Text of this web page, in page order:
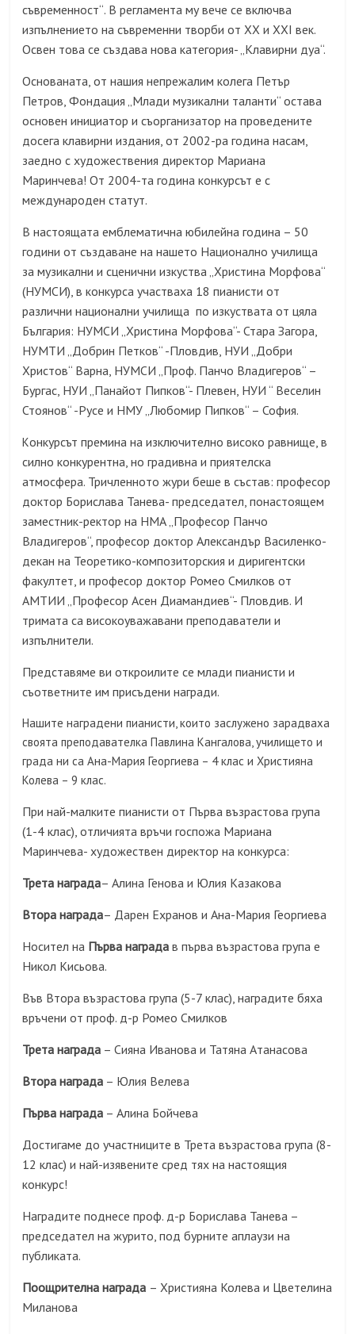
съвременност“. В регламента му вече се включва
изпълнението на съвременни творби отXXиXXIвек.
Освен това се създава нова категория- „Клавирни дуа“.
Основаната, от нашия непрежалим колега Петър
Петров, Фондация „Млади музикални таланти“ остава
основен инициатор и съорганизатор на проведените
досега клавирни издания, от 2002-ра година насам,
заедно с художествения директор Мариана
Маринчева! От 2004-та година конкурсът е с
международен статут.
В настоящата емблематична юбилейна година – 50
години от създаване на нашето Национално училища
за музикални и сценични изкуства „Христина Морфова“
(НУМСИ), в конкурса участваха 18 пианисти от
различни национални училища по изкуствата от цяла
България: НУМСИ „Христина Морфова“- Стара Загора,
НУМТИ „Добрин Петков“ -Пловдив, НУИ „Добри
Христов“ Варна, НУМСИ „Проф. Панчо Владигеров“ –
Бургас, НУИ „Панайот Пипков“- Плевен, НУИ “ Веселин
Стоянов“ -Русе и НМУ „Любомир Пипков“ – София.
Конкурсът премина на изключително високо равнище, в
силно конкурентна, но градивна и приятелска
атмосфера. Тричленното жури беше в състав: професор
доктор Борислава Танева- председател, понастоящем
заместник-ректор на НМА „Професор Панчо
Владигеров“, професор доктор Александър Василенко-
декан на Теоретико-композиторския и диригентски
факултет, и професор доктор Ромео Смилков от
АМТИИ „Професор Асен Диамандиев“- Пловдив. И
тримата са високоуважавани преподаватели и
изпълнители.
Представяме ви откроилите се млади пианисти и
съответните им присъдени награди.
Нашите наградени пианисти, които заслужено зарадваха
своята преподавателка Павлина Кангалова, училището и
града ни са Ана-Мария Георгиева – 4 клас и Християна
Колева – 9 клас.
При най-малките пианисти от Първа възрастова група
(1-4 клас), отличията връчи госпожа Мариана
Маринчева- художествен директор на конкурса:
Трета награда– Алина Генова и Юлия Казакова
Втора награда– Дарен Ехранов и Ана-Мария Георгиева
Носител на Първа награда в първа възрастова група е
Никол Кисьова.
Във Втора възрастова група (5-7 клас), наградите бяха
връчени от проф. д-р Ромео Смилков
Трета награда – Сияна Иванова и Татяна Атанасова
Втора награда – Юлия Велева
Първа награда – Алина Бойчева
Достигаме до участниците в Трета възрастова група (8-
12 клас) и най-изявените сред тях на настоящия
конкурс!
Наградите поднесе проф. д-р Борислава Танева –
председател на журито, под бурните аплаузи на
публиката.
Поощрителна награда – Християна Колева и Цветелина
Миланова